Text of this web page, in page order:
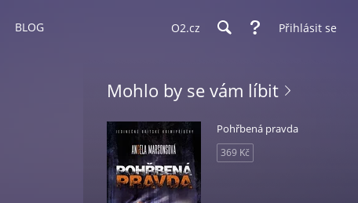
BLOG O2.cz Přihlásit se
Mohlo by se vám líbit
Pohřbená pravda
369 Kč